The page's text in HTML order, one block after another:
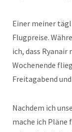
Einer meiner
Flugpreise.
ich, dass Ryanair
Wochenende
Freitagabend
Nachdem ich
mache ich Pläne